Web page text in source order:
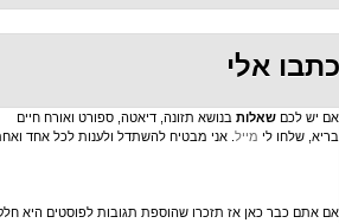
בנושא תזונה, דיאטה, ספורט ואורח חיים
. אני מבטיח להשתדל ולענות לכל אחד ואחת.
אז תזכרו שהוספת תגובות לפוסטים היא חלק